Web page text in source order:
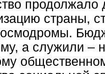
продолжало
страны,
а служили –